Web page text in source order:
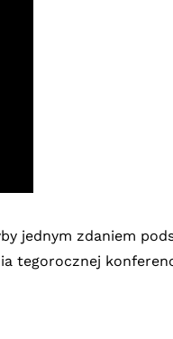
jednym zdaniem
tegorocznej